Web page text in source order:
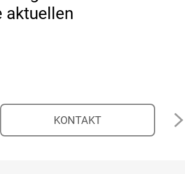
aktuellen
KONTAKT